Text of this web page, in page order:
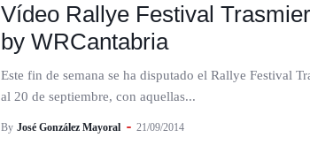
Vídeo Rallye Festival
by WRCantabria
Este fin de semana se ha disputado el Rallye Festival
al 20 de septiembre, con aquellas...
By José González Mayoral 21/09/2014